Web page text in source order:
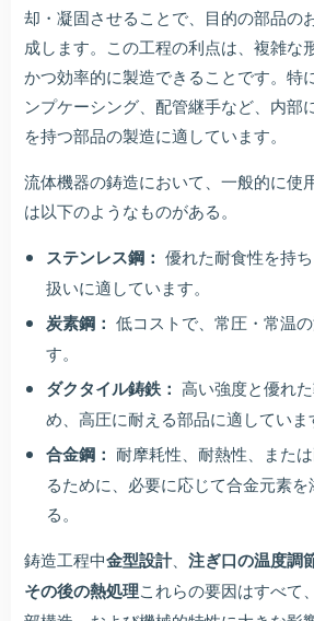
却・凝固させることで、目的の部品の
成します。この工程の利点は、複雑な
かつ効率的に製造できることです。特
ンプケーシング、配管継手など、内部
を持つ部品の製造に適しています。
流体機器の鋳造において、一般的に使
は以下のようなものがある。
ステンレス鋼： 優れた耐食性を持
扱いに適しています。
炭素鋼： 低コストで、常圧・常温
す。
ダクタイル鋳鉄： 高い強度と優れ
め、高圧に耐える部品に適していま
合金鋼： 耐摩耗性、耐熱性、また
るために、必要に応じて合金元素
る。
鋳造工程中金型設計、 注ぎ口の温度調
その後の熱処理これらの要因はすべて